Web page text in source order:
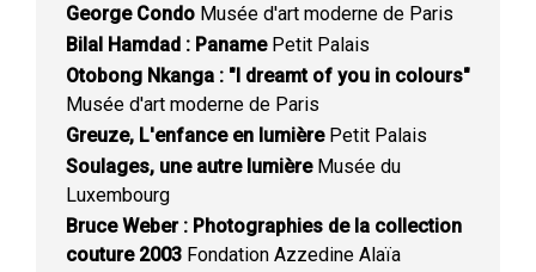
George Condo Musée d'art moderne de Paris
Bilal Hamdad : PanamePetit Palais
Otobong Nkanga : "I dreamt of you in colours"
Musée d'art moderne de Paris
Greuze, L'enfance en lumièrePetit Palais
Soulages, une autre lumièreMusée du
Luxembourg
Bruce Weber : Photographies de la collection
couture 2003 Fondation Azzedine Alaïa